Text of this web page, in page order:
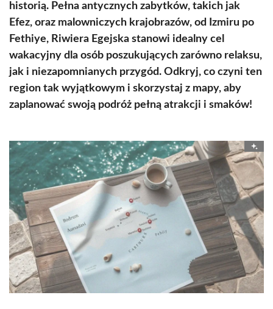
historią. Pełna antycznych zabytków, takich jak
Efez, oraz malowniczych krajobrazów, od Izmiru po
Fethiye, Riwiera Egejska stanowi idealny cel
wakacyjny dla osób poszukujących zarówno relaksu,
jak i niezapomnianych przygód. Odkryj, co czyni ten
region tak wyjątkowym i skorzystaj z mapy, aby
zaplanować swoją podróż pełną atrakcji i smaków!